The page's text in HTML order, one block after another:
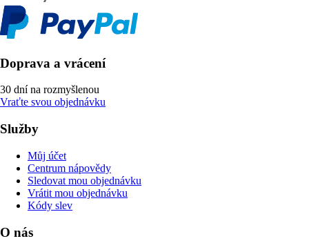
Doprava a vrácení
30 dní na rozmyšlenou
Vraťte svou objednávku
Služby
Můj účet
Centrum nápovědy
Sledovat mou objednávku
Vrátit mou objednávku
Kódy slev
O nás